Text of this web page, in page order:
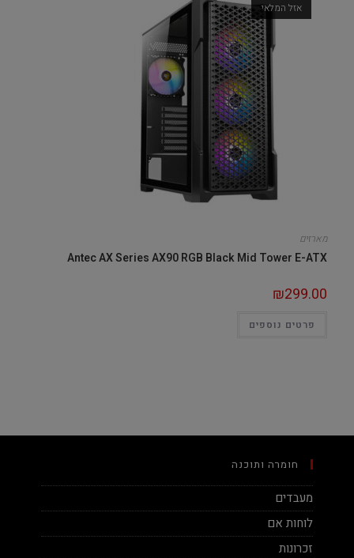
אזל המלאי
מארזים
Antec AX Series AX90 RGB Black Mid Tower E-ATX
₪299.00
פרטים נוספים
חומרה ותוכנה
מעבדים
לוחות אם
זכרונות